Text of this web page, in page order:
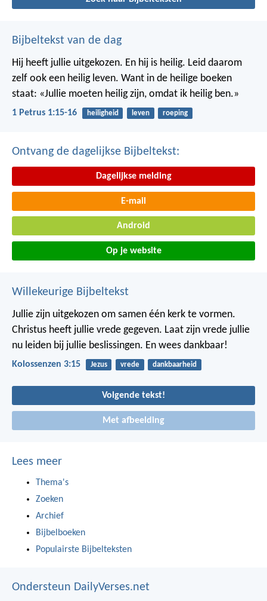
Bijbeltekst van de dag
Hij heeft jullie uitgekozen. En hij is heilig. Leid daarom
zelf ook een heilig leven. Want in de heilige boeken
staat: «Jullie moeten heilig zijn, omdat ik heilig ben.»
1 Petrus 1:15-16 heiligheid leven roeping
Ontvang de dagelijkse Bijbeltekst:
Dagelijkse melding
E-mail
Android
Op je website
Willekeurige Bijbeltekst
Jullie zijn uitgekozen om samen één kerk te vormen.
Christus heeft jullie vrede gegeven. Laat zijn vrede jullie
nu leiden bij jullie beslissingen. En wees dankbaar!
Kolossenzen 3:15 Jezus vrede dankbaarheid
Volgende tekst!
Met afbeelding
Lees meer
Thema's
Zoeken
Archief
Bijbelboeken
Populairste Bijbelteksten
Ondersteun DailyVerses.net